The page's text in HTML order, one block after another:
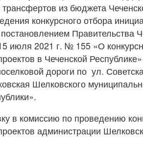
из бюджета
конкурсного отбора
Правительства
июля 2021 г. № 155 «О
в Чеченской
дороги по ул.
Шелковского
в комиссию по проведению
администрации